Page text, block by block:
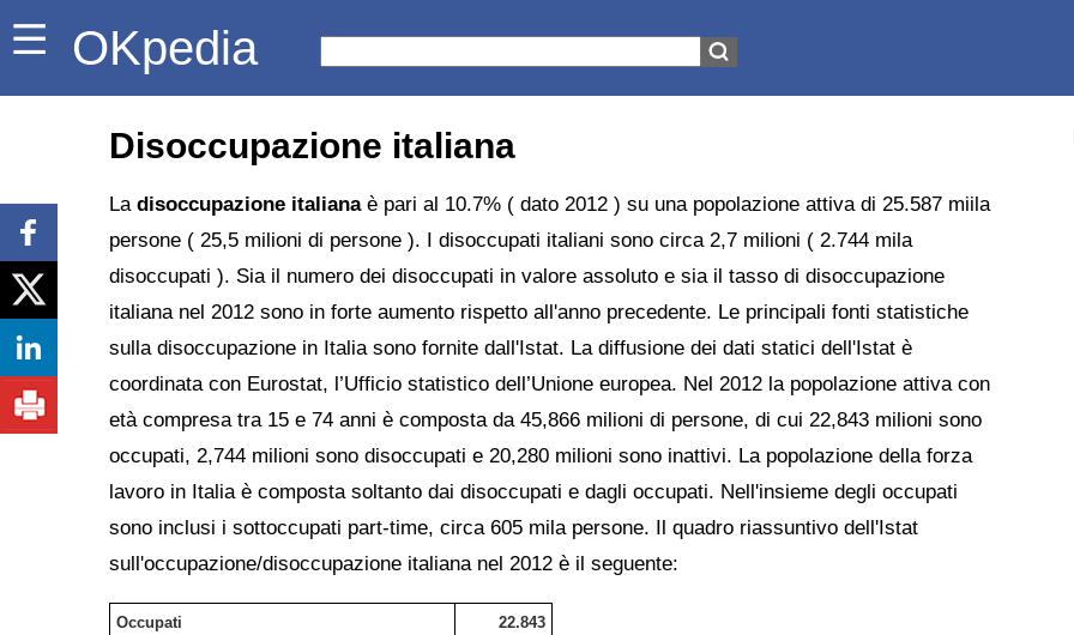
OKpedia
Disoccupazione italiana
La disoccupazione italianaè pari al 10.7% ( dato 2012 ) su una popolazione attiva di 25.587 miila
persone ( 25,5 milioni di persone ). I disoccupati italiani sono circa 2,7 milioni ( 2.744 mila
disoccupati ). Sia il numero dei disoccupati in valore assoluto e sia il tasso di disoccupazione
italiana nel 2012 sono in forte aumento rispetto all'anno precedente. Le principali fonti statistiche
sulla disoccupazione in Italia sono fornite dall'Istat. La diffusione dei dati statici dell'Istat è
coordinata con Eurostat, l’Ufficio statistico dell’Unione europea. Nel 2012 la popolazione attiva con
età compresa tra 15 e 74 anni è composta da 45,866 milioni di persone, di cui 22,843 milioni sono
occupati, 2,744 milioni sono disoccupati e 20,280 milioni sono inattivi. La popolazione della forza
lavoro in Italia è composta soltanto dai disoccupati e dagli occupati. Nell'insieme degli occupati
sono inclusi i sottoccupati part-time, circa 605 mila persone. Il quadro riassuntivo dell'Istat
sull'occupazione/disoccupazione italiana nel 2012 è il seguente:
Occupati 22.843